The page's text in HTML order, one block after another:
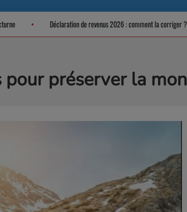
Déclaration de revenus 2026 : comment la corriger ?
pour préserver la